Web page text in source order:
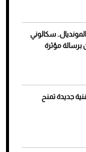
سكالوني
برسالة مؤثرة
جديدة تمنح